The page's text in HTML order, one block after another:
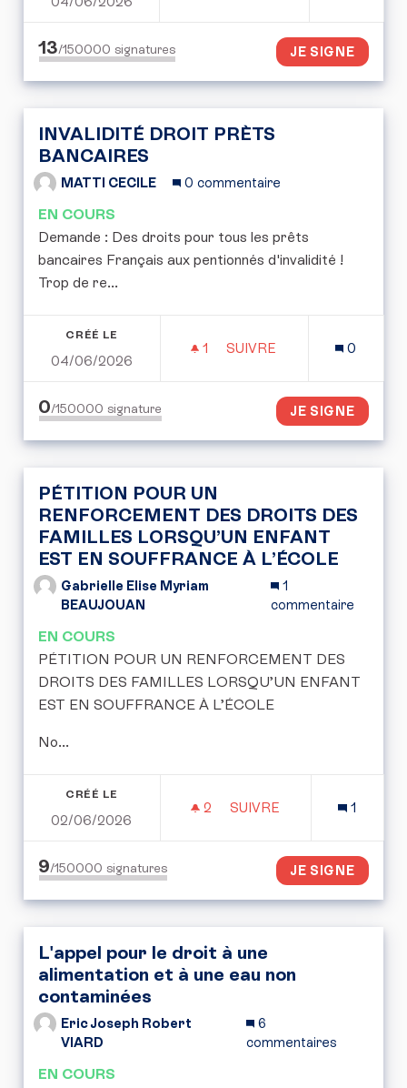
13/150000 signatures JE SIGNE
INVALIDITÉ DROIT PRÈTS
BANCAIRES
MATTI CECILE 0 commentaire
EN COURS
Demande : Des droits pour tous les prêts
bancaires Français aux pentionnés d'invalidité !
Trop de re...
CRÉÉ LE
04/06/2026
1 1 ABONNÉ
SUIVRE
0
0/150000 signature JE SIGNE
PÉTITION POUR UN
RENFORCEMENT DES DROITS DES
FAMILLES LORSQU’UN ENFANT
EST EN SOUFFRANCE À L’ÉCOLE
Gabrielle Elise Myriam
BEAUJOUAN
1
commentaire
EN COURS
PÉTITION POUR UN RENFORCEMENT DES
DROITS DES FAMILLES LORSQU’UN ENFANT
EST EN SOUFFRANCE À L’ÉCOLE
No...
CRÉÉ LE
02/06/2026
2 2 ABONNÉS
SUIVRE
1
9/150000 signatures JE SIGNE
L'appel pour le droit à une
alimentation et à une eau non
contaminées
Eric Joseph Robert
VIARD
6
commentaires
EN COURS